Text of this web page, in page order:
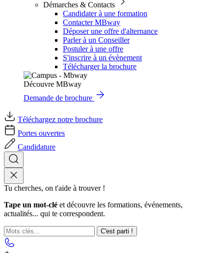
Démarches & Contacts
Candidater à une formation
Contacter MBway
Déposer une offre d'alternance
Parler à un Conseiller
Postuler à une offre
S'inscrire à un évènement
Télécharger la brochure
Découvre MBway
Demande de brochure
Téléchargez notre brochure
Portes ouvertes
Candidature
Tu cherches, on t'aide à trouver !
Tape un mot-clé et découvre les formations, événements,
actualités... qui te correspondent.
C'est parti !